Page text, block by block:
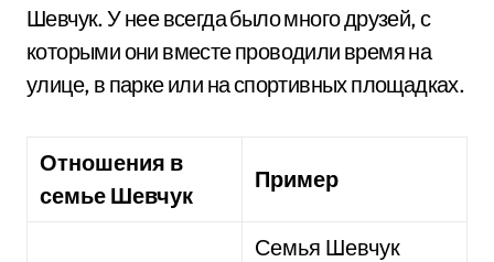
Шевчук. У нее всегда было много друзей, с
которыми они вместе проводили время на
улице, в парке или на спортивных площадках.
Отношения в
семье Шевчук
Пример
Семья Шевчук